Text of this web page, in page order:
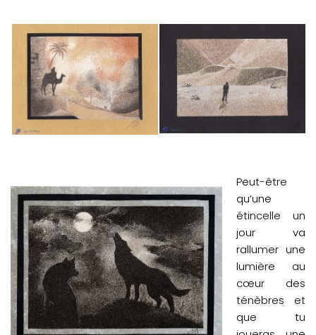
Peut-être
qu’une
étincelle un
jour va
rallumer une
lumière au
cœur des
ténèbres et
que tu